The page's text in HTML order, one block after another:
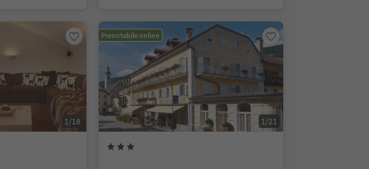
1/18
Prenotabile online
1/21